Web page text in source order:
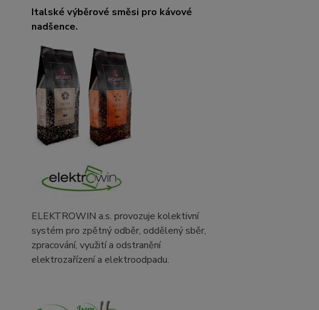
Italské výběrové směsi pro kávové
nadšence.
ELEKTROWIN a.s. provozuje kolektivní
systém pro zpětný odběr, oddělený sběr,
zpracování, využití a odstranění
elektrozařízení a elektroodpadu.